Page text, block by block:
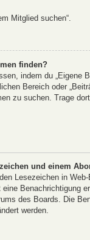
Mitglied suchen“.
finden?
indem du
Bereich oder
zu suchen. Trage
und einem
Lesezeichen in
Benachrichtigung
des Boards. Die
werden.